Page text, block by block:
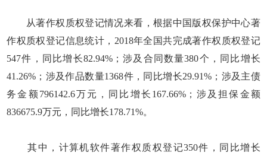
从著作权质权登记情况来看，根据中国版权保护中心著
作权质权登记信息统计，2018年全国共完成著作权质权登记
547件，同比增长82.94%；涉及合同数量380个，同比增长
41.26%；涉及作品数量1368件，同比增长29.91%；涉及主债
务金额796142.6万元，同比增长167.66%；涉及担保金额
836675.9万元，同比增长178.71%。
其中，计算机软件著作权质权登记350件，同比增长